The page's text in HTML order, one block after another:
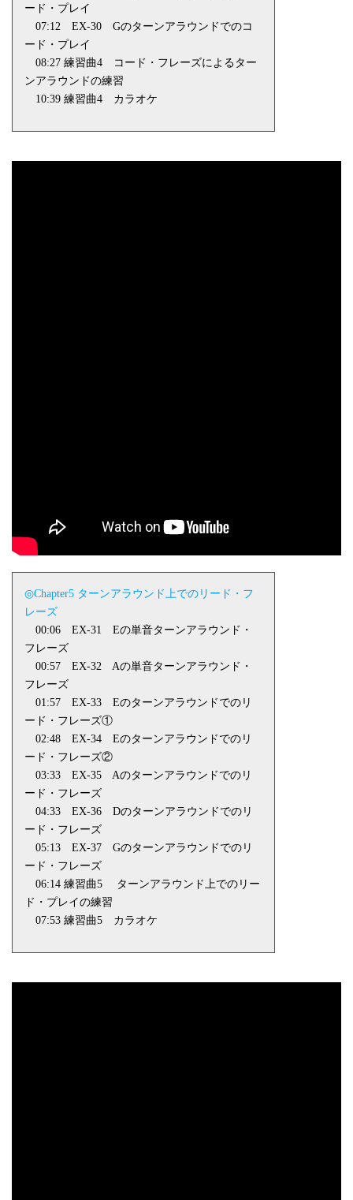
ード・プレイ
07:12 EX-30 Gのターンアラウンドでのコ
ード・プレイ
08:27 練習曲4 コード・フレーズによるター
ンアラウンドの練習
10:39 練習曲4 カラオケ
◎Chapter5 ターンアラウンド上でのリード・フ
レーズ
00:06 EX-31 Eの単音ターンアラウンド・
フレーズ
00:57 EX-32 Aの単音ターンアラウンド・
フレーズ
01:57 EX-33 Eのターンアラウンドでのリ
ード・フレーズ①
02:48 EX-34 Eのターンアラウンドでのリ
ード・フレーズ②
03:33 EX-35 Aのターンアラウンドでのリ
ード・フレーズ
04:33 EX-36 Dのターンアラウンドでのリ
ード・フレーズ
05:13 EX-37 Gのターンアラウンドでのリ
ード・フレーズ
06:14 練習曲5 ターンアラウンド上でのリー
ド・プレイの練習
07:53 練習曲5 カラオケ